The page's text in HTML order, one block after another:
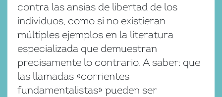
contra las ansias de libertad de los
individuos, como si no existieran
múltiples ejemplos en la literatura
especializada que demuestran
precisamente lo contrario. A saber: que
las llamadas «corrientes
fundamentalistas» pueden ser